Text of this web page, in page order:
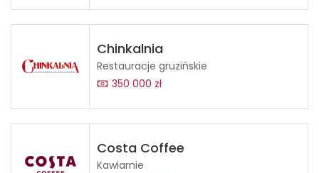
Chinkalnia
Restauracje gruzińskie
350 000 zł
Costa Coffee
Kawiarnie